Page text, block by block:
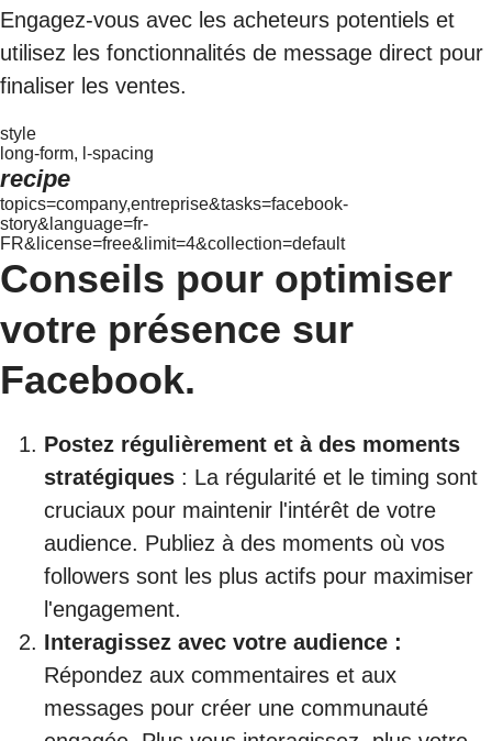
Engagez-vous avec les acheteurs potentiels et
utilisez les fonctionnalités de message direct pour
finaliser les ventes.
style
long-form, l-spacing
recipe
topics=company,entreprise&tasks=facebook-
story&language=fr-
FR&license=free&limit=4&collection=default
Conseils pour optimiser
votre présence sur
Facebook.
Postez régulièrement et à des moments
stratégiques : La régularité et le timing sont
cruciaux pour maintenir l'intérêt de votre
audience. Publiez à des moments où vos
followers sont les plus actifs pour maximiser
l'engagement.
Interagissez avec votre audience :
Répondez aux commentaires et aux
messages pour créer une communauté